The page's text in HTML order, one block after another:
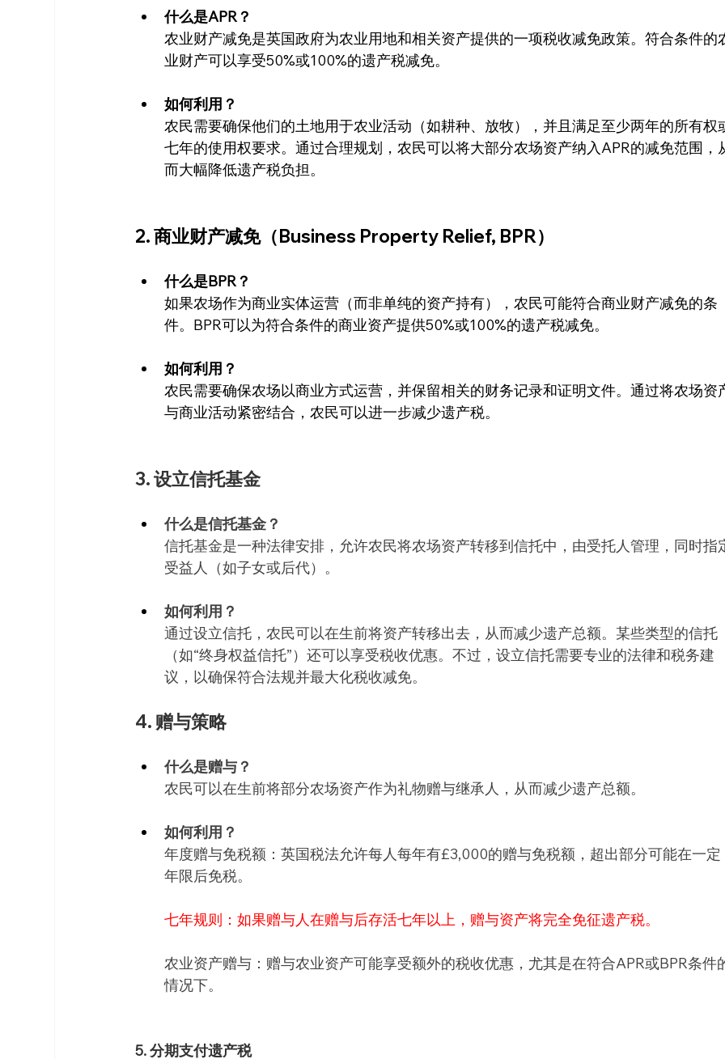
什么是APR？
农业财产减免是英国政府为农业用地和相关资产提供的一项税收减免政策。符合条件的
业财产可以享受50%或100%的遗产税减免。
如何利用？
农民需要确保他们的土地用于农业活动（如耕种、放牧），并且满足至少两年的所有权
七年的使用权要求。通过合理规划，农民可以将大部分农场资产纳入APR的减免范围，
而大幅降低遗产税负担。
2. 商业财产减免（Business Property Relief, BPR）
什么是BPR？
如果农场作为商业实体运营（而非单纯的资产持有），农民可能符合商业财产减免的条
件。BPR可以为符合条件的商业资产提供50%或100%的遗产税减免。
如何利用？
农民需要确保农场以商业方式运营，并保留相关的财务记录和证明文件。通过将农场资
与商业活动紧密结合，农民可以进一步减少遗产税。
3. 设立信托基金
什么是信托基金？
信托基金是一种法律安排，允许农民将农场资产转移到信托中，由受托人管理，同时指
受益人（如子女或后代）。
如何利用？
通过设立信托，农民可以在生前将资产转移出去，从而减少遗产总额。某些类型的信托
（如“终身权益信托”）还可以享受税收优惠。不过，设立信托需要专业的法律和税务建
议，以确保符合法规并最大化税收减免。
4. 赠与策略
什么是赠与？
农民可以在生前将部分农场资产作为礼物赠与继承人，从而减少遗产总额。
如何利用？
年度赠与免税额：英国税法允许每人每年有£3,000的赠与免税额，超出部分可能在一定
年限后免税。
七年规则：如果赠与人在赠与后存活七年以上，赠与资产将完全免征遗产税。
农业资产赠与：赠与农业资产可能享受额外的税收优惠，尤其是在符合APR或BPR条件
情况下。
5. 分期支付遗产税